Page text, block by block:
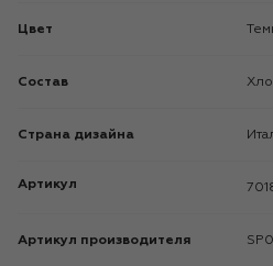
Цвет
Состав
Страна дизайна
Артикул
Артикул производителя